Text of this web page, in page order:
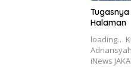
Halaman
loading…
iNews